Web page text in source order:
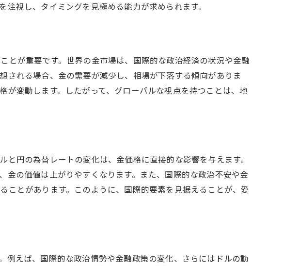
視し、タイミングを見極める能力が求められます。
とが重要です。世界の金市場は、国際的な政治経済の状況や金融
される場合、金の需要が減少し、相場が下落する傾向がありま
変動します。したがって、グローバルな視点を持つことは、地
円の為替レートの変化は、金価格に直接的な影響を与えます。
金の価値は上がりやすくなります。また、国際的な政治不安や金
とがあります。このように、国際的要素を見据えることが、愛
えば、国際的な政治情勢や金融政策の変化、さらにはドルの動